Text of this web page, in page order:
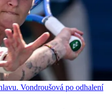
Vondroušová po odhalení